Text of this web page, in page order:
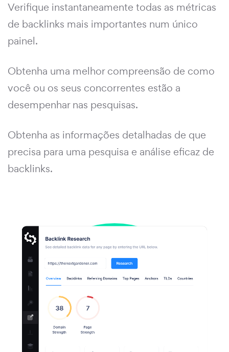
Verifique instantaneamente todas as métricas
de backlinks mais importantes num único
painel.
Obtenha uma melhor compreensão de como
você ou os seus concorrentes estão a
desempenhar nas pesquisas.
Obtenha as informações detalhadas de que
precisa para uma pesquisa e análise eficaz de
backlinks.